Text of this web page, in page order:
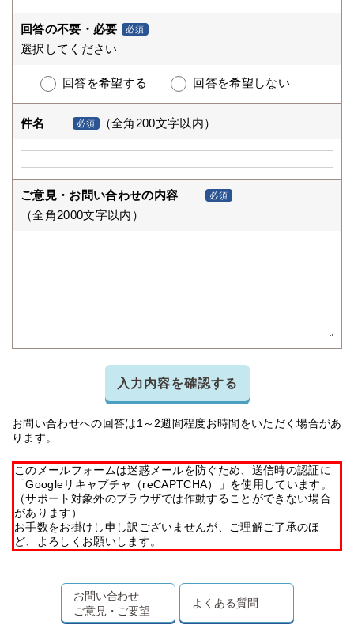
回答の不要・必要 必須
選択してください
回答を希望する 回答を希望しない
件名 必須 （全角200文字以内）
ご意見・お問い合わせの内容 必須
（全角2000文字以内）
入力内容を確認する
お問い合わせへの回答は1～2週間程度お時間をいただく場合があ
ります。
このメールフォームは迷惑メールを防ぐため、送信時の認証に
「Googleリキャプチャ（reCAPTCHA）」を使用しています。
（サポート対象外のブラウザでは作動することができない場合
があります）
お手数をお掛けし申し訳ございませんが、ご理解ご了承のほ
ど、よろしくお願いします。
お問い合わせ
ご意見・ご要望
よくある質問